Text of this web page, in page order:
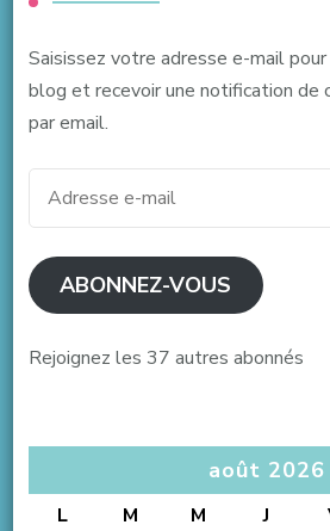
Saisissez votre adresse e-mail pour
blog et recevoir une notification de
par email.
ABONNEZ-VOUS
Rejoignez les 37 autres abonnés
août 2026
L M M J